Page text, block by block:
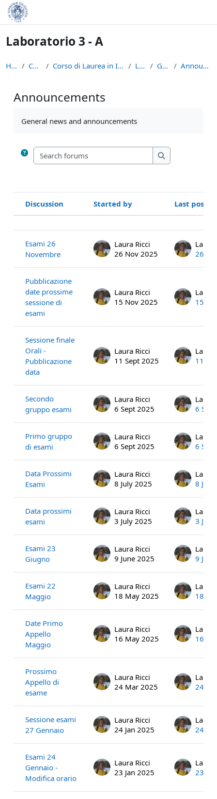
Skip to main content
Laboratorio 3 - A
Home Courses Corso di Laurea in Informatica (L-31) LAB3A General Announcements
Announcements
General news and announcements
Search forums
Search forums
Status
Discussion Started by Last post
Esami 26
Novembre
Laura Ricci
26 Nov 2025
Laura
26
Pubblicazione
date prossime
sessione di
esami
Laura Ricci
15 Nov 2025
Laura
15
Sessione finale
Orali -
Pubblicazione
data
Laura Ricci
11 Sept 2025
Laura
11
Secondo
gruppo esami
Laura Ricci
6 Sept 2025
Laura
6
Primo gruppo
di esami
Laura Ricci
6 Sept 2025
Laura
6
Data Prossimi
Esami
Laura Ricci
8 July 2025
Laura
8 July
Data prossimi
esami
Laura Ricci
3 July 2025
Laura
3 July
Esami 23
Giugno
Laura Ricci
9 June 2025
Laura
9
Esami 22
Maggio
Laura Ricci
18 May 2025
Laura
18
Date Primo
Appello
Maggio
Laura Ricci
16 May 2025
Laura
16
Prossimo
Appello di
esame
Laura Ricci
24 Mar 2025
Laura
24
Sessione esami
27 Gennaio
Laura Ricci
24 Jan 2025
Laura
24
Esami 24
Gennaio -
Modifica orario
Laura Ricci
23 Jan 2025
Laura
23